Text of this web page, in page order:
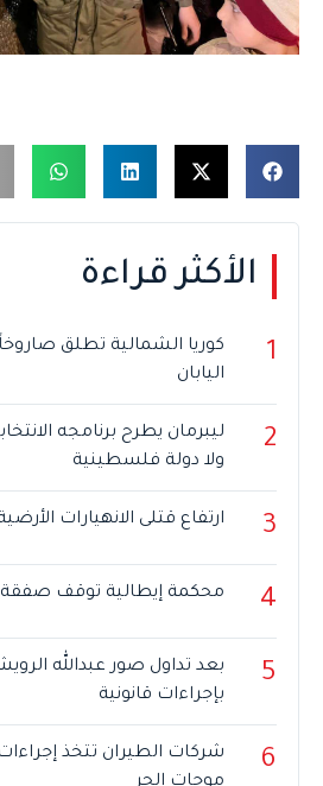
الأكثر قراءة
1
كوريا الشمالية تطلق صاروخاً
اليابان
2
ليبرمان يطرح برنامجه
ولا دولة فلسطينية
3 ارتفاع قتلى الانهيارات
4 محكمة إيطالية توقف صفقة
5
بعد تداول صور عبدالله
بإجراءات قانونية
6
شركات الطيران تتخذ
موجات الحر